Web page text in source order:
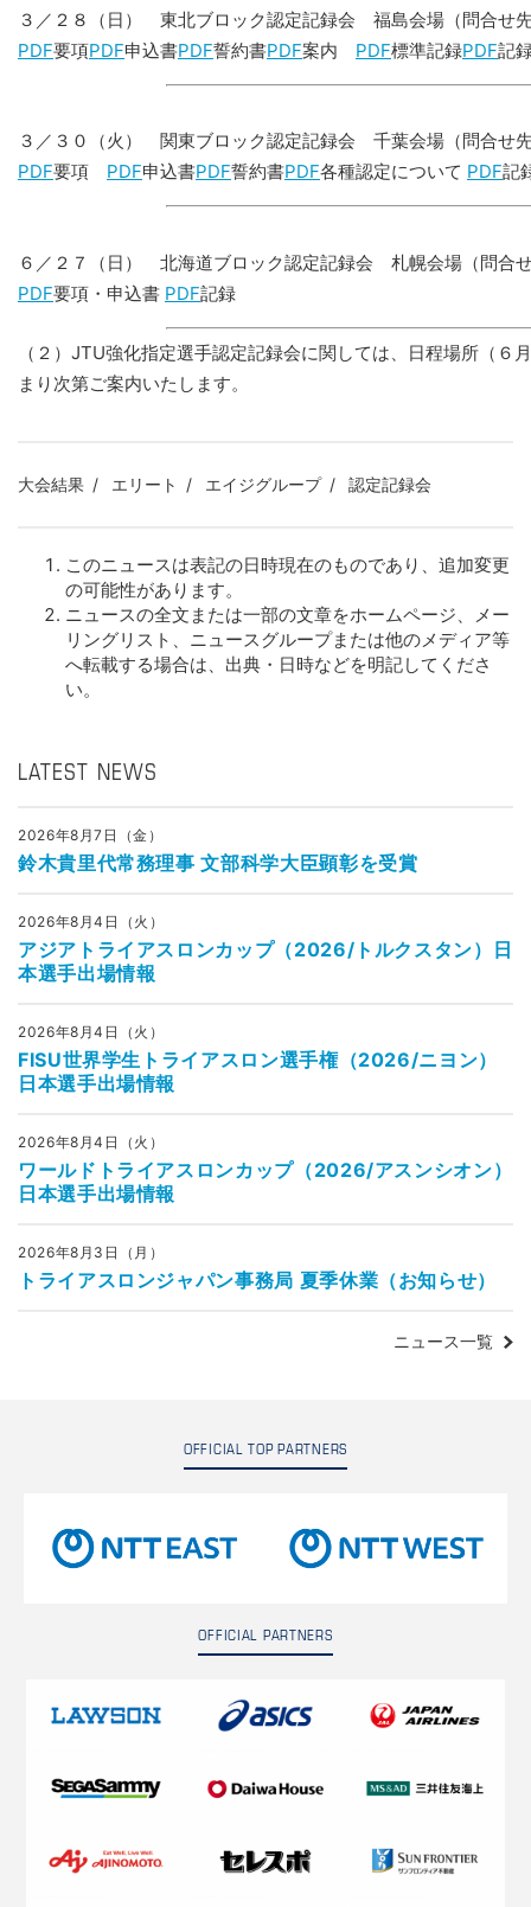
３／２８（日） 東北ブロック認定記録会 福島会場（問合せ
PDF要項PDF申込書PDF誓約書PDF案内 PDF標準記録PDF記
３／３０（火） 関東ブロック認定記録会 千葉会場（問合せ
PDF要項 PDF申込書PDF誓約書PDF各種認定について PDF記
６／２７（日） 北海道ブロック認定記録会 札幌会場（問合
PDF要項・申込書 PDF記録
（２）JTU強化指定選手認定記録会に関しては、日程場所（６
まり次第ご案内いたします。
大会結果 エリート エイジグループ 認定記録会
このニュースは表記の日時現在のものであり、追加変更
の可能性があります。
ニュースの全文または一部の文章をホームページ、メー
リングリスト、ニュースグループまたは他のメディア等
へ転載する場合は、出典・日時などを明記してくださ
い。
LATEST NEWS
2026年8月7日（金）
鈴木貴里代常務理事 文部科学大臣顕彰を受賞
2026年8月4日（火）
アジアトライアスロンカップ（2026/トルクスタン）日
本選手出場情報
2026年8月4日（火）
FISU世界学生トライアスロン選手権（2026/ニヨン）
日本選手出場情報
2026年8月4日（火）
ワールドトライアスロンカップ（2026/アスンシオン）
日本選手出場情報
2026年8月3日（月）
トライアスロンジャパン事務局 夏季休業（お知らせ）
ニュース一覧
OFFICIAL TOP PARTNERS
OFFICIAL PARTNERS